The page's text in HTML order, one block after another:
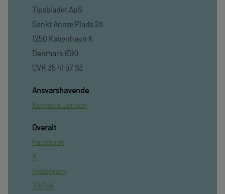
Tipsbladet ApS
Sankt Annæ Plads 28
1250 København K
Denmark (DK)
CVR 35 41 57 93
Ansvarshavende
Kenneth Jensen
Overalt
Facebook
X
Instagram
TikTok